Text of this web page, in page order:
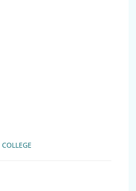
COLLEGE